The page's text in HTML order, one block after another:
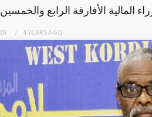
المالية الأفارقة الرابع والخمسين
BY 4 YEARSAGO